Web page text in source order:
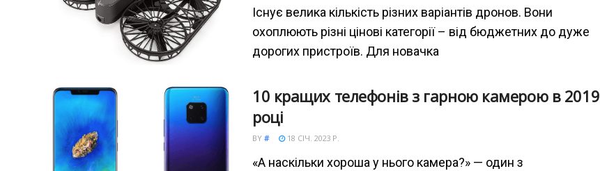
Існує велика кількість різних варіантів дронов. Вони
охоплюють різні цінові категорії – від бюджетних до дуже
дорогих пристроїв. Для новачка
10 кращих телефонів з гарною камерою в 2019
році
BY # 18 СІЧ. 2023 Р.
«А наскільки хороша у нього камера?» — один з